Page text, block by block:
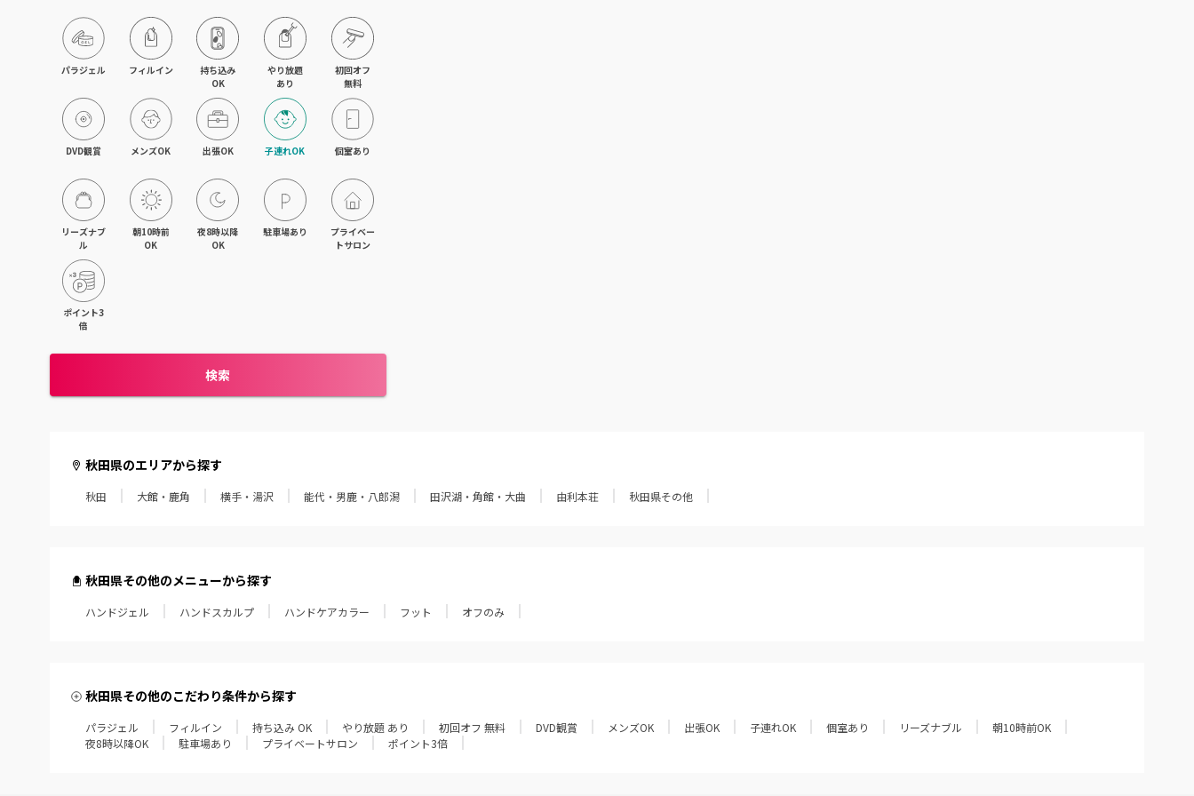
パラジェル フィルイン
持ち込み
OK
やり放題
あり
初回オフ
無料
DVD観賞 メンズOK 出張OK 子連れOK 個室あり
リーズナブ
ル
朝10時前
OK
夜8時以降
OK
駐車場あり
プライベー
トサロン
ポイント3
倍
検索
秋田県のエリアから探す
秋田 大館・鹿角 横手・湯沢 能代・男鹿・八郎潟 田沢湖・角館・大曲 由利本荘 秋田県その他
秋田県その他のメニューから探す
ハンドジェル ハンドスカルプ ハンドケアカラー フット オフのみ
秋田県その他のこだわり条件から探す
パラジェル フィルイン 持ち込み OK やり放題 あり 初回オフ 無料 DVD観賞 メンズOK 出張OK 子連れOK 個室あり リーズナブル
朝10時前OK
夜8時以降OK
駐車場あり プライベートサロン ポイント3倍